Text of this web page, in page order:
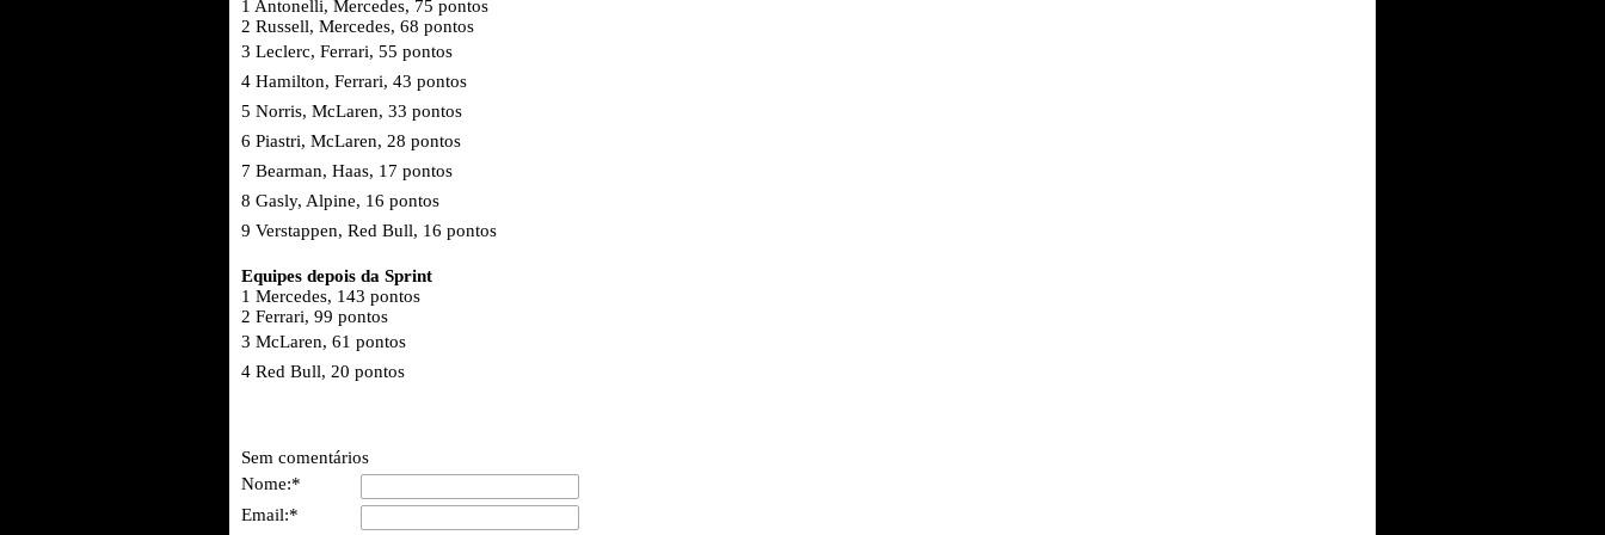
1 Antonelli, Mercedes, 75 pontos
2 Russell, Mercedes, 68 pontos
3 Leclerc, Ferrari, 55 pontos
4 Hamilton, Ferrari, 43 pontos
5 Norris, McLaren, 33 pontos
6 Piastri, McLaren, 28 pontos
7 Bearman, Haas, 17 pontos
8 Gasly, Alpine, 16 pontos
9 Verstappen, Red Bull, 16 pontos
Equipes depois da Sprint
1 Mercedes, 143 pontos
2 Ferrari, 99 pontos
3 McLaren, 61 pontos
4 Red Bull, 20 pontos
Sem comentários
Nome:*
Email:*